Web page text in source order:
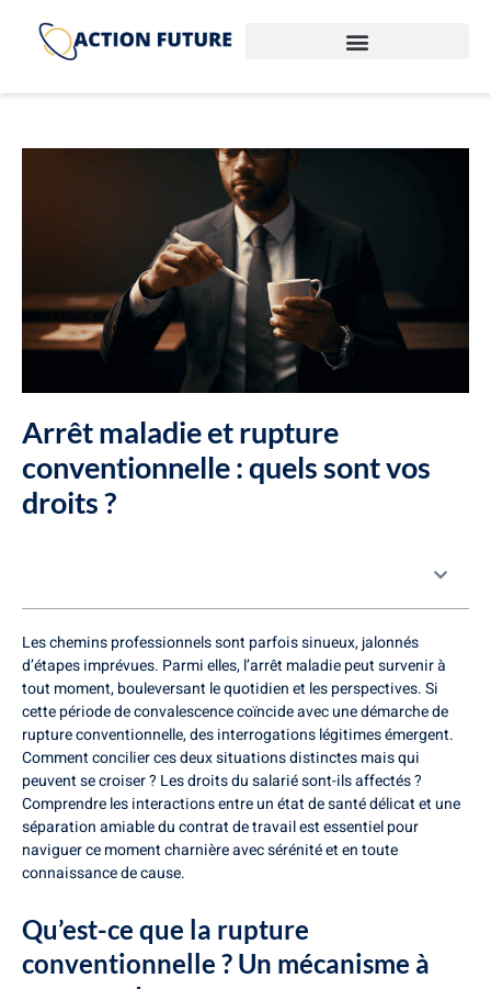
Arrêt maladie et rupture
conventionnelle : quels sont vos
droits ?
Les chemins professionnels sont parfois sinueux, jalonnés
d’étapes imprévues. Parmi elles, l’arrêt maladie peut survenir à
tout moment, bouleversant le quotidien et les perspectives. Si
cette période de convalescence coïncide avec une démarche de
rupture conventionnelle, des interrogations légitimes émergent.
Comment concilier ces deux situations distinctes mais qui
peuvent se croiser ? Les droits du salarié sont-ils affectés ?
Comprendre les interactions entre un état de santé délicat et une
séparation amiable du contrat de travail est essentiel pour
naviguer ce moment charnière avec sérénité et en toute
connaissance de cause.
Qu’est-ce que la rupture
conventionnelle ? Un mécanisme à